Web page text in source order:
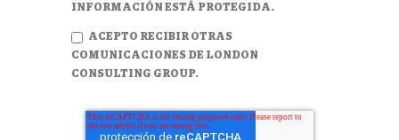
INFORMACIÓN ESTÁ PROTEGIDA.
ACEPTO RECIBIR OTRAS
COMUNICACIONES DE LONDON
CONSULTING GROUP.